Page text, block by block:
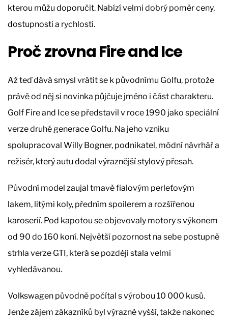
kterou můžu doporučit. Nabízí velmi dobrý poměr ceny,
dostupnosti a rychlosti.
Proč zrovna Fire and Ice
Až teď dává smysl vrátit se k původnímu Golfu, protože
právě od něj si novinka půjčuje jméno i část charakteru.
Golf Fire and Ice se představil v roce 1990 jako speciální
verze druhé generace Golfu. Na jeho vzniku
spolupracoval Willy Bogner, podnikatel, módní návrhář a
režisér, který autu dodal výraznější stylový přesah.
Původní model zaujal tmavě fialovým perleťovým
lakem, litými koly, předním spoilerem a rozšířenou
karoserií. Pod kapotou se objevovaly motory s výkonem
od 90 do 160 koní. Největší pozornost na sebe postupně
strhla verze GTI, která se později stala velmi
vyhledávanou.
Volkswagen původně počítal s výrobou 10 000 kusů.
Jenže zájem zákazníků byl výrazně vyšší, takže nakonec